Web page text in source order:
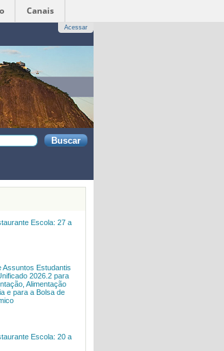
Canais
Acessar
Escola: 27 a
Assuntos Estudantis
2026.2 para
Alimentação
e para a Bolsa de
Escola: 20 a